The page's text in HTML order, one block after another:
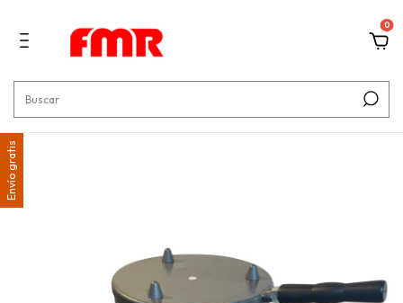
0
Envío gratis